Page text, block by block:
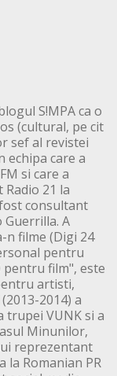
S!MPA ca o
(cultural, pe cit
sef al revistei
echipa care a
si care a
21 la
consultant
Guerrilla. A
n filme (Digi 24
pentru
pentru film", este
artisti,
2014) a
trupei VUNK si a
Minunilor,
reprezentant
Romanian PR